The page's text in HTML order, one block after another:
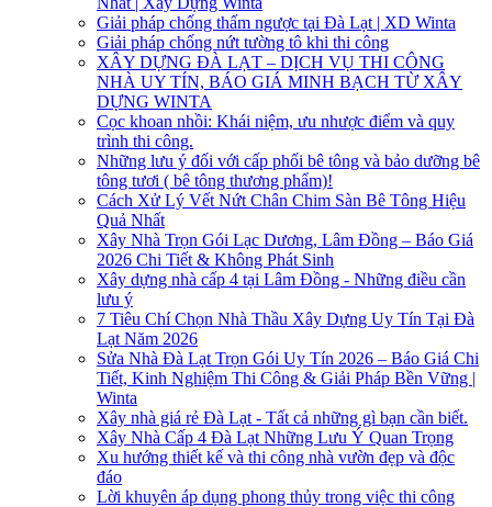
Giải pháp chống thấm ngược tại Đà Lạt | XD Winta
Giải pháp chống nứt tường tô khi thi công
XÂY DỰNG ĐÀ LẠT – DỊCH VỤ THI CÔNG
NHÀ UY TÍN, BÁO GIÁ MINH BẠCH TỪ XÂY
DỰNG WINTA
Cọc khoan nhồi: Khái niệm, ưu nhược điểm và quy
trình thi công.
Những lưu ý đối với cấp phối bê tông và bảo dưỡng bê
tông tươi ( bê tông thương phẩm)!
Cách Xử Lý Vết Nứt Chân Chim Sàn Bê Tông Hiệu
Quả Nhất
Xây Nhà Trọn Gói Lạc Dương, Lâm Đồng – Báo Giá
2026 Chi Tiết & Không Phát Sinh
Xây dựng nhà cấp 4 tại Lâm Đồng - Những điều cần
lưu ý
7 Tiêu Chí Chọn Nhà Thầu Xây Dựng Uy Tín Tại Đà
Lạt Năm 2026
Sửa Nhà Đà Lạt Trọn Gói Uy Tín 2026 – Báo Giá Chi
Tiết, Kinh Nghiệm Thi Công & Giải Pháp Bền Vững |
Winta
Xây nhà giá rẻ Đà Lạt - Tất cả những gì bạn cần biết.
Xây Nhà Cấp 4 Đà Lạt Những Lưu Ý Quan Trọng
Xu hướng thiết kế và thi công nhà vườn đẹp và độc
đáo
Lời khuyên áp dụng phong thủy trong việc thi công